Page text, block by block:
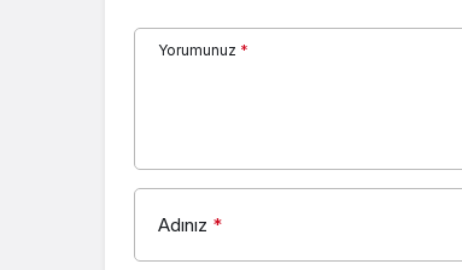
Yorumunuz *
Adınız *